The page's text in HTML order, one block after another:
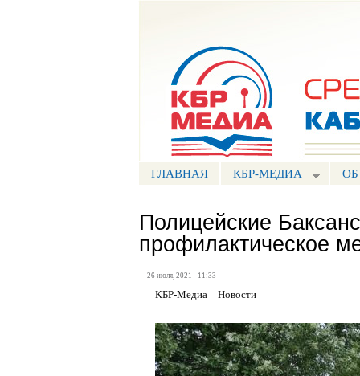
ГЛАВНАЯ КБР-МЕДИА
Полицейские
профилактическое
26 июля, 2021 - 11:33
КБР-Медиа Новости